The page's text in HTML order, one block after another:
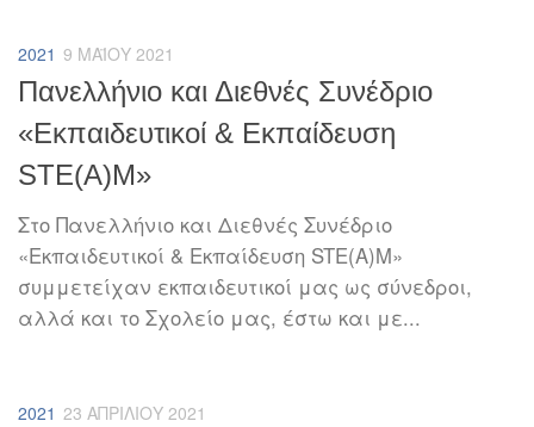
2021 9 ΜΑΪ́ΟΥ 2021
Πανελλήνιο και Διεθνές Συνέδριο
«Εκπαιδευτικοί & Εκπαίδευση
STE(A)M»
Στο Πανελλήνιο και Διεθνές Συνέδριο
«Εκπαιδευτικοί & Εκπαίδευση STE(A)M»
συμμετείχαν εκπαιδευτικοί μας ως σύνεδροι,
αλλά και το Σχολείο μας, έστω και με...
2021 23 ΑΠΡΙΛΊΟΥ 2021